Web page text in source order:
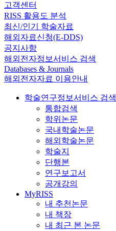
고객센터
RISS 활용도 분석
최신/인기 학술자료
해외자료신청(E-DDS)
공지사항
해외전자정보서비스 검색
Databases & Journals
해외전자자료 이용안내
학술연구정보서비스 검색
통합검색
학위논문
국내학술논문
해외학술논문
학술지
단행본
연구보고서
공개강의
MyRISS
내 추천논문
내 책장
내 최근 본 논문